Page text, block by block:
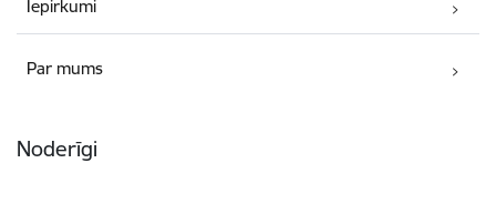
Iepirkumi
Par mums
Noderīgi